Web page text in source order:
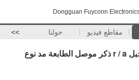
Dongguan Fuyconn
مقاطع فيديو حولنا >>
36 دبوس سينترونيك بب جبل r / a ذكر موصل الطابعة مد نوع